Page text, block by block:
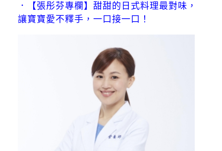
．
【張彤芬專欄】甜甜的日式料理最對味，
讓寶寶愛不釋手，一口接一口！